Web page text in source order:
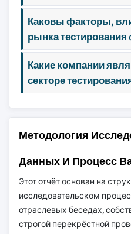
Каковы факторы,
рынка
Какие компании
секторе
Методология
Данных И Процесс
Этот отчёт основан на
исследовательском
отраслевых беседах,
строгой перекрёстной